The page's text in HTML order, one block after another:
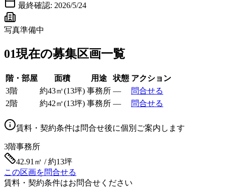
最終確認: 2026/5/24
写真準備中
01現在の募集区画一覧
階・部屋 面積 用途 状態 アクション
3階
約43㎡(13坪) 事務所 —
問合せる
2階
約42㎡(13坪) 事務所 — 問合せる
賃料・契約条件は問合せ後に個別ご案内します
3階事務所
42.91㎡ / 約13坪
この区画を問合せる
賃料・契約条件はお問合せください